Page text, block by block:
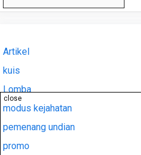
close
Artikel
kuis
Lomba
modus kejahatan
pemenang undian
promo